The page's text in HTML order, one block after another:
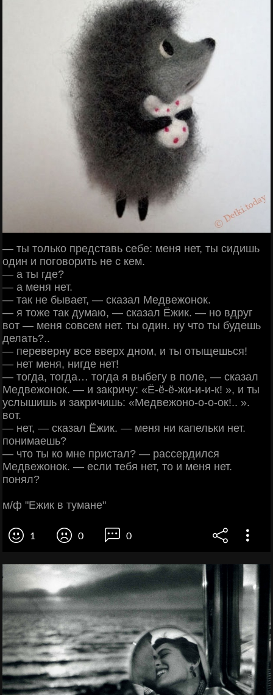
— ты только представь себе: меня нет, ты сидишь
один и поговорить не с кем.
— а ты где?
— а меня нет.
— так не бывает, — сказал Медвежонок.
— я тоже так думаю, — сказал Ёжик. — но вдруг
вот — меня совсем нет. ты один. ну что ты будешь
делать?..
— переверну все вверх дном, и ты отыщешься!
— нет меня, нигде нет!
— тогда, тогда… тогда я выбегу в поле, — сказал
Медвежонок. — и закричу: «Ё-ё-ё-жи-и-и-к! », и ты
услышишь и закричишь: «Медвежоно-о-о-ок!.. ».
вот.
— нет, — сказал Ёжик. — меня ни капельки нет.
понимаешь?
— что ты ко мне пристал? — рассердился
Медвежонок. — если тебя нет, то и меня нет.
понял?
м/ф "Ежик в тумане"
1 0 0